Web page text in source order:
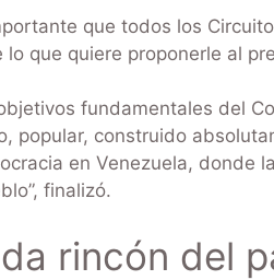
que todos los
que quiere proponerle al
fundamentales del
popular, construido
en Venezuela, donde
finalizó.
rincón del